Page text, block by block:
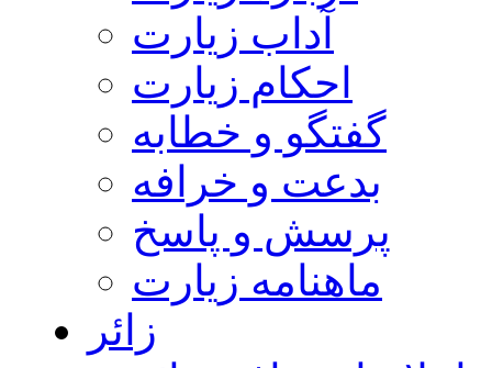
آداب زیارت
احکام زیارت
گفتگو و خطابه
بدعت و خرافه
پرسش و پاسخ
ماهنامه زیارت
زائر